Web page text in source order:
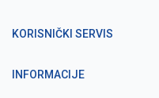
KORISNIČKI SERVIS
INFORMACIJE